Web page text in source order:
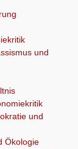
und
und
Ökologie